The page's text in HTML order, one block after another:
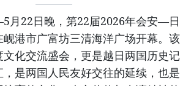
月22日晚，第22届2026年会安—日
港市广富坊三清海洋广场开幕。该
化交流盛会，更是越日两国历史记
是两国人民友好交往的延续，也是